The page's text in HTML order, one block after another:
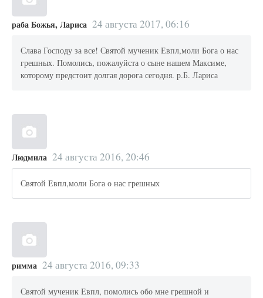
раба Божья, Лариса 24 августа 2017, 06:16
Слава Господу за все! Святой мученик Евпл,моли Бога о нас
грешных. Помолись, пожалуйста о сыне нашем Максиме,
которому предстоит долгая дорога сегодня. р.Б. Лариса
Людмила 24 августа 2016, 20:46
Святой Евпл,моли Бога о нас грешных
римма 24 августа 2016, 09:33
Святой мученик Евпл, помолись обо мне грешной и